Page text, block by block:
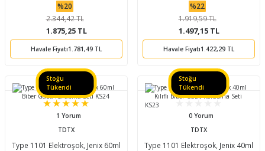
%20
2.344,42 TL
1.875,25 TL
Havale Fiyatı1.781,49 TL
%22
1.919,59 TL
1.497,15 TL
Havale Fiyatı1.422,29 TL
Stoğu
Tükendi
1 Yorum
TDTX
Type 1101 Elektroşok, Jenix 60ml
Stoğu
Tükendi
0 Yorum
TDTX
Type 1101 Elektroşok, Jenix 40ml